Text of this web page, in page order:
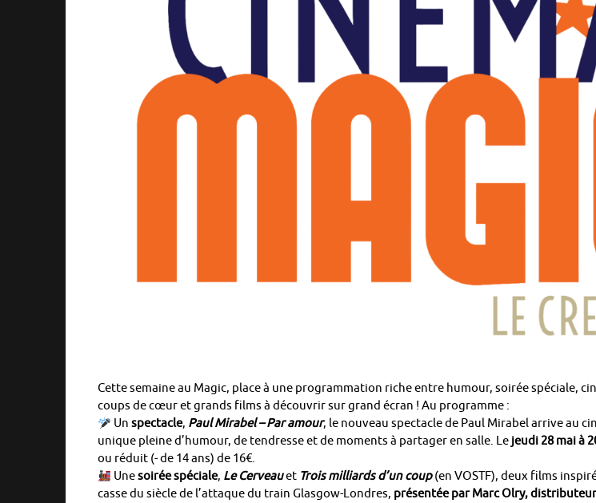
Cette semaine au Magic, place à une programmation riche entre humour, soirée spéciale,
coups de cœur et grands films à découvrir sur grand écran ! Au programme :
Unspectacle, Paul Mirabel – Par amour, le nouveau spectacle de Paul Mirabel arrive au
unique pleine d’humour, de tendresse et de moments à partager en salle. Le jeudi 28 mai à
ou réduit (- de 14 ans) de 16€.
Unesoirée spéciale, Le Cerveauet Trois milliards d’un coup(en VOSTF), deux films
casse du siècle de l’attaque du train Glasgow-Londres, présentée par Marc Olry,